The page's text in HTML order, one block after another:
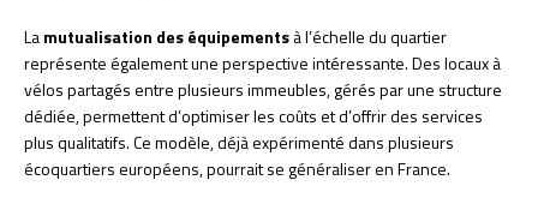
Lamutualisation des équipementsà l’échelle du quartier
représente également une perspective intéressante. Des locaux à
vélos partagés entre plusieurs immeubles, gérés par une structure
dédiée, permettent d’optimiser les coûts et d’offrir des services
plus qualitatifs. Ce modèle, déjà expérimenté dans plusieurs
écoquartiers européens, pourrait se généraliser en France.